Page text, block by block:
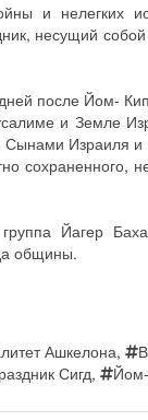
и нелегких
несущий
после Йом-
и Земле
Сынами Израиля
сохраненного,
Йагер
общины.
Ашкелона,
Сигд,